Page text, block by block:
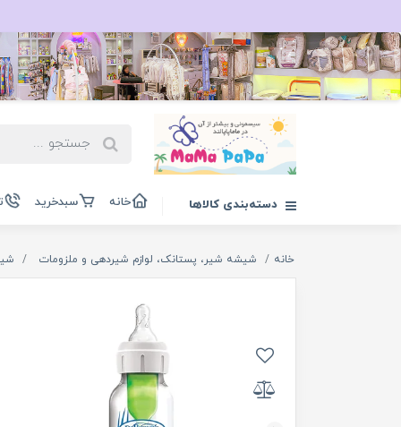
دسته‌بندی کالاها خانه سبدخرید
خانه شیشه شیر، پستانک، لوازم شیردهی و ملزومات